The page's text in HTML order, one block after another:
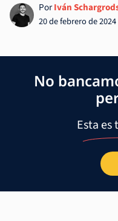
PorIván
20 de febrero de 2024
No
Esta